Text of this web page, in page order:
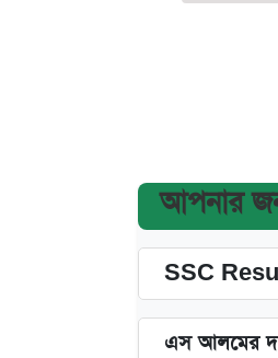
আপনার
SSC Result
এস আলমের